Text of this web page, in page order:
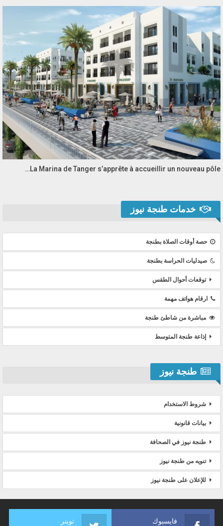
La Marina de Tanger s’apprête à accueillir un nouveau pôle…
خدمات طنجة نيوز
حصة أوقات الصلاة بطنجة
صيدليات الحراسة بطنجة
توقعات أحوال الطقس
ارقام هواتف مهمة
مباشرة من شاطئ طنجة
إذاعة طنجة المتوسط
طنجة نيوز
شروط الاستخدام
بيانات قانونية
طنجة نيوز في الصحافة
تنويه من طنجة نيوز
للإعلان على طنجة نيوز
فايسبوك تويتر